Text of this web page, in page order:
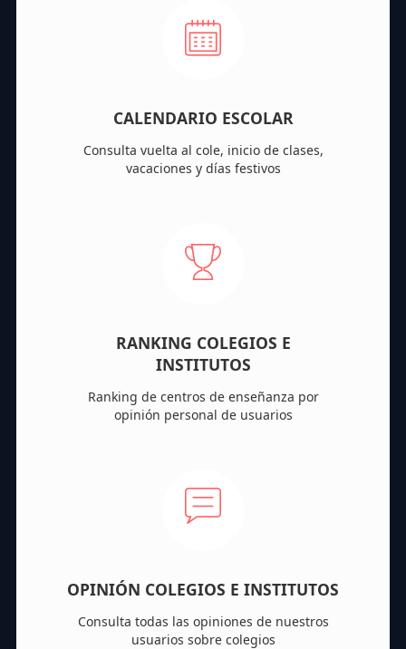
CALENDARIO ESCOLAR
Consulta vuelta al cole, inicio de clases,
vacaciones y días festivos
RANKING COLEGIOS E
INSTITUTOS
Ranking de centros de enseñanza por
opinión personal de usuarios
OPINIÓN COLEGIOS E INSTITUTOS
Consulta todas las opiniones de nuestros
usuarios sobre colegios